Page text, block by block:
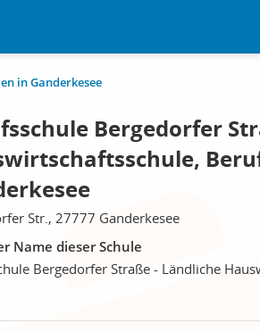
in Ganderkesee
Bergedorfer
Str., 27777 Ganderkesee
Name dieser Schule
Bergedorfer Straße - Ländliche